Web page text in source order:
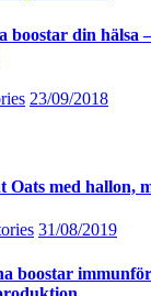
boostar din hälsa
23/09/2018
Oats med hallon,
31/08/2019
boostar